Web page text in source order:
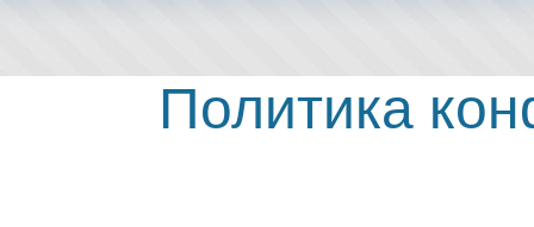
Политика